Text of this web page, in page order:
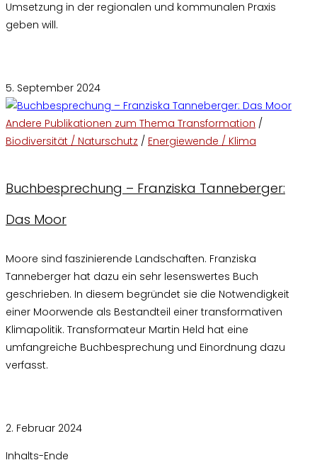
Umsetzung in der regionalen und kommunalen Praxis
geben will.
5. September 2024
Andere Publikationen zum Thema Transformation /
Biodiversität / Naturschutz / Energiewende / Klima
Buchbesprechung – Franziska Tanneberger:
Das Moor
Moore sind faszinierende Landschaften. Franziska
Tanneberger hat dazu ein sehr lesenswertes Buch
geschrieben. In diesem begründet sie die Notwendigkeit
einer Moorwende als Bestandteil einer transformativen
Klimapolitik. Transformateur Martin Held hat eine
umfangreiche Buchbesprechung und Einordnung dazu
verfasst.
2. Februar 2024
Inhalts-Ende